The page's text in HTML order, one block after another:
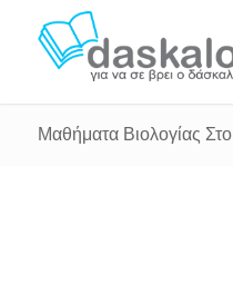
Μαθήματα Βιολογίας Στο